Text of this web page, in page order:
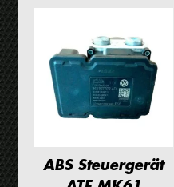
ABS Steuergerät